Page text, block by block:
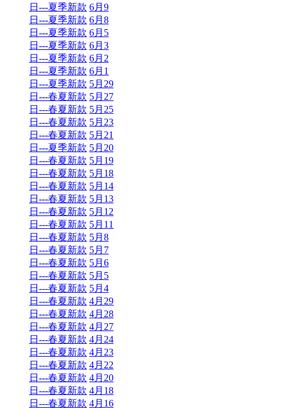
日---夏季新款 6月9
日---夏季新款 6月8
日---夏季新款 6月5
日---夏季新款 6月3
日---夏季新款 6月2
日---夏季新款 6月1
日---夏季新款 5月29
日---春夏新款 5月27
日---春夏新款 5月25
日---春夏新款 5月23
日---春夏新款 5月21
日---夏季新款 5月20
日---春夏新款 5月19
日---春夏新款 5月18
日---春夏新款 5月14
日---春夏新款 5月13
日---春夏新款 5月12
日---春夏新款 5月11
日---春夏新款 5月8
日---春夏新款 5月7
日---春夏新款 5月6
日---春夏新款 5月5
日---春夏新款 5月4
日---春夏新款 4月29
日---春夏新款 4月28
日---春夏新款 4月27
日---春夏新款 4月24
日---春夏新款 4月23
日---春夏新款 4月22
日---春夏新款 4月20
日---春夏新款 4月18
日---春夏新款 4月16